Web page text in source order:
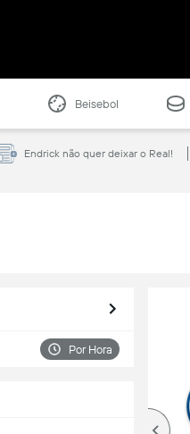
Beisebol
Endrick não quer deixar o Real!
Por Hora